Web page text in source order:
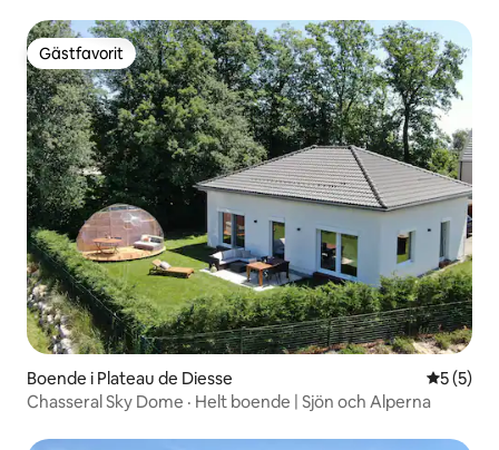
Gästfavorit
Gästfavorit
Boende i Plateau de Diesse 5 av 5 i
5 (5)
Chasseral Sky Dome · Helt boende | Sjön och Alperna